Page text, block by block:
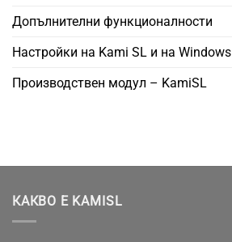
Допълнителни функционалности
Настройки на Kami SL и на Windows
Производствен модул – KamiSL
КАКВО Е KAMISL